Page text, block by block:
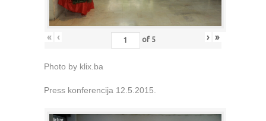
« ‹ of 5 › »
Photo by klix.ba
Press konferencija 12.5.2015.